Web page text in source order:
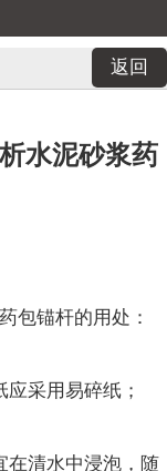
返回
水泥砂浆药
包锚杆的用处：
应采用易碎纸；
在清水中浸泡，随